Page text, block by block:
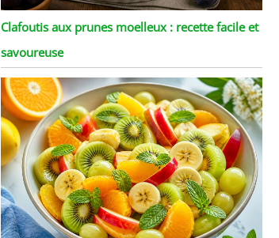
Clafoutis aux prunes moelleux : recette facile et
savoureuse